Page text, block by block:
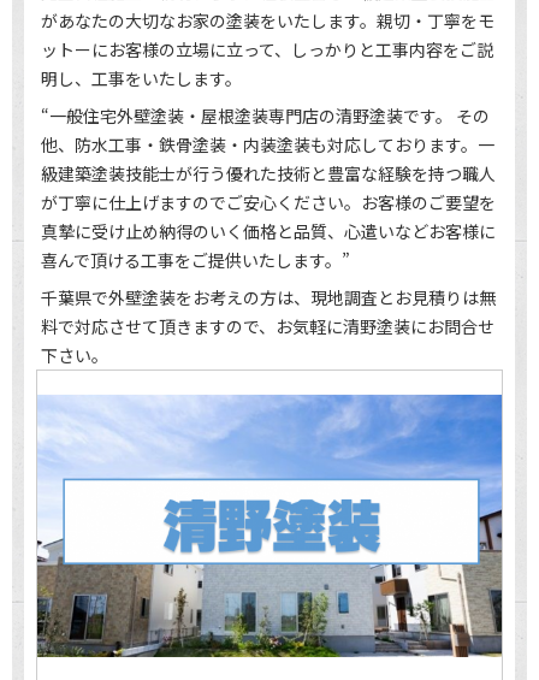
利用規約
があなたの大切なお家の塗装をいたします。親切・丁寧をモ
ットーにお客様の立場に立って、しっかりと工事内容をご説
明し、工事をいたします。
“一般住宅外壁塗装・屋根塗装専門店の清野塗装です。 その
他、防水工事・鉄骨塗装・内装塗装も対応しております。一
級建築塗装技能士が行う優れた技術と豊富な経験を持つ職人
が丁寧に仕上げますのでご安心ください。お客様のご要望を
真摯に受け止め納得のいく価格と品質、心遣いなどお客様に
喜んで頂ける工事をご提供いたします。”
千葉県で外壁塗装をお考えの方は、現地調査とお見積りは無
料で対応させて頂きますので、お気軽に清野塗装にお問合せ
下さい。